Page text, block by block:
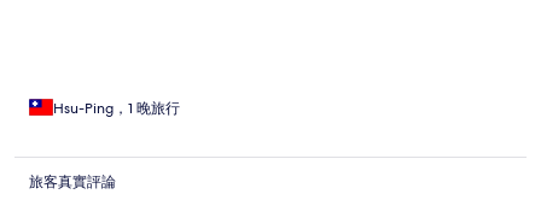
Hsu-Ping，1 晚旅行
旅客真實評論